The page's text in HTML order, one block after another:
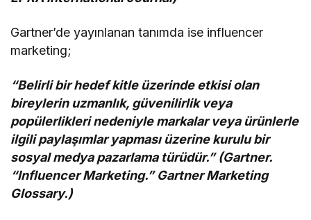
Gartner’de yayınlanan tanımda ise influencer
marketing;
“Belirli bir hedef kitle üzerinde etkisi olan
bireylerin uzmanlık, güvenilirlik veya
popülerlikleri nedeniyle markalar veya ürünlerle
ilgili paylaşımlar yapması üzerine kurulu bir
sosyal medya pazarlama türüdür.” (Gartner.
“Influencer Marketing.” Gartner Marketing
Glossary.)